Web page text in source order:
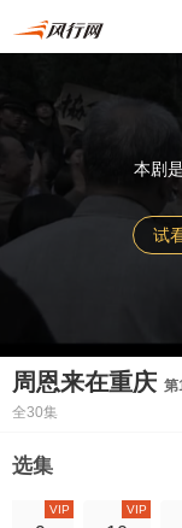
本剧
试
周恩来在重庆 第
全30集
选集
VIP VIP